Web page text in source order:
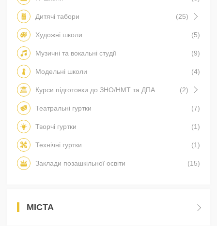
Дитячі табори (25)
Художні школи (5)
Музичні та вокальні студії (9)
Модельні школи (4)
Курси підготовки до ЗНО/НМТ та ДПА (2)
Театральні гуртки (7)
Творчі гуртки (1)
Технічні гуртки (1)
Заклади позашкільної освіти (15)
МІСТА